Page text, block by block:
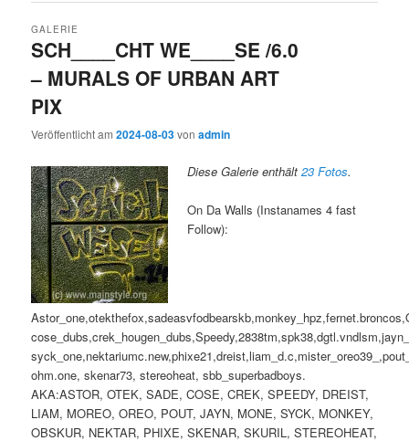
SCH____CHT WE____SE /6.0
– MURALS OF URBAN ART
PIX
GALERIE
Veröffentlicht am2024-08-03vonadmin
Diese Galerie enthält23 Fotos.
On Da Walls (Instanames 4 fast
Follow):
ohm.one, skenar73, stereoheat, sbb_superbadboys.
AKA:ASTOR, OTEK, SADE, COSE, CREK, SPEEDY, DREIST,
LIAM, MOREO, OREO, POUT, JAYN, MONE, SYCK, MONKEY,
OBSKUR, NEKTAR, PHIXE, SKENAR, SKURIL, STEREOHEAT,